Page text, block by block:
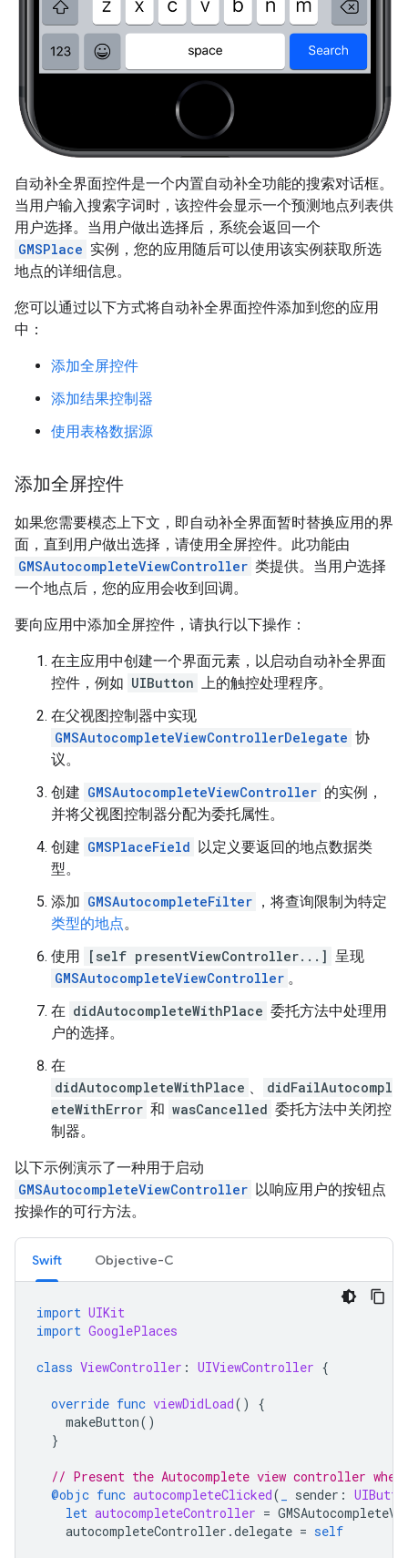
自动补全界面控件是一个内置自动补全功能的搜索对话框。
当用户输入搜索字词时，该控件会显示一个预测地点列表供
用户选择。当用户做出选择后，系统会返回一个
GMSPlace 实例，您的应用随后可以使用该实例获取所选
地点的详细信息。
您可以通过以下方式将自动补全界面控件添加到您的应用
中：
添加全屏控件
添加结果控制器
使用表格数据源
添加全屏控件
如果您需要模态上下文，即自动补全界面暂时替换应用的界
面，直到用户做出选择，请使用全屏控件。此功能由
GMSAutocompleteViewController 类提供。当用户选择
一个地点后，您的应用会收到回调。
要向应用中添加全屏控件，请执行以下操作：
在主应用中创建一个界面元素，以启动自动补全界面
控件，例如 UIButton 上的触控处理程序。
在父视图控制器中实现
GMSAutocompleteViewControllerDelegate 协
议。
创建 GMSAutocompleteViewController 的实例，
并将父视图控制器分配为委托属性。
创建 GMSPlaceField 以定义要返回的地点数据类
型。
添加 GMSAutocompleteFilter ，将查询限制为特定
类型的地点。
使用
[self presentViewController...]
呈现
GMSAutocompleteViewController 。
在 didAutocompleteWithPlace 委托方法中处理用
户的选择。
在
didAutocompleteWithPlace 、
didFailAutocompl
eteWithError 和 wasCancelled 委托方法中关闭控
制器。
以下示例演示了一种用于启动
GMSAutocompleteViewController 以响应用户的按钮点
按操作的可行方法。
Swift Objective-C
import UIKit
import GooglePlaces
class ViewController : UIViewController {
override func viewDidLoad()
{
makeButton()
}
// Present the Autocomplete view controller
@objc func autocompleteClicked( sender :
let autocompleteController =
autocompleteController .delegate = self